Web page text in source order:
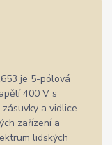
je 5-pólová
400 V s
a vidlice
zařízení a
lidských